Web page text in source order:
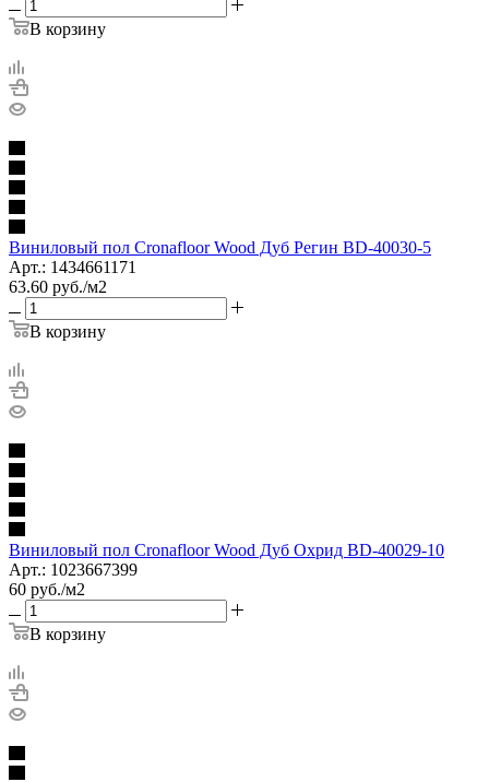
В корзину
Виниловый пол Cronafloor Wood Дуб Регин BD-40030-5
Арт.: 1434661171
63.60 руб./м2
В корзину
Виниловый пол Cronafloor Wood Дуб Охрид BD-40029-10
Арт.: 1023667399
60 руб./м2
В корзину